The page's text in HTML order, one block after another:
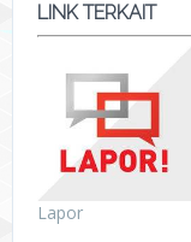
LINK TERKAIT
Lapor